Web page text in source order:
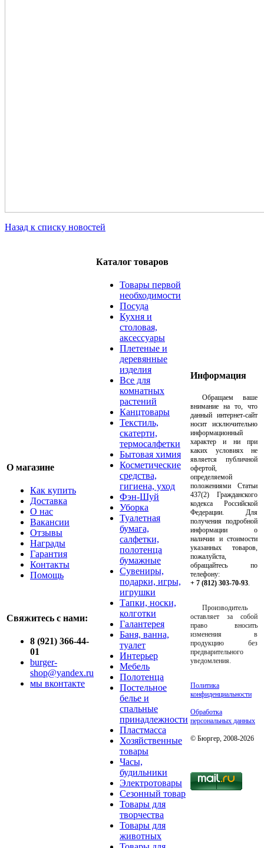
Назад к списку новостей
О магазине
Как купить
Доставка
О нас
Вакансии
Отзывы
Награды
Гарантия
Контакты
Помощь
Свяжитесь с нами:
8 (921) 366-44-
01
burger-
shop@yandex.ru
мы вконтакте
Каталог товаров
Товары первой
необходимости
Посуда
Кухня и
столовая,
аксессуары
Плетеные и
деревянные
изделия
Все для
комнатных
растений
Канцтовары
Текстиль,
скатерти,
термосалфетки
Бытовая химия
Косметические
средства,
гигиена, уход
Фэн-Шуй
Уборка
Туалетная
бумага,
салфетки,
полотенца
бумажные
Сувениры,
подарки, игры,
игрушки
Тапки, носки,
колготки
Галантерея
Баня, ванна,
туалет
Интерьер
Мебель
Полотенца
Постельное
белье и
спальные
принадлежности
Пластмасса
Хозяйственные
товары
Часы,
будильники
Электротовары
Сезонный товар
Товары для
творчества
Товары для
животных
Информация
Обращаем ваше
внимание на то, что
данный интернет-сайт
носит исключительно
информационный
характер и ни при
каких условиях не
является публичной
офертой,
определяемой
положениями Статьи
437(2) Гражданского
кодекса Российской
Федерации. Для
получения подробной
информации о
наличии и стоимости
указанных товаров,
пожалуйста,
обращайтесь по
телефону:
+ 7 (812) 303-70-93
Производитель
оставляет за собой
право вносить
изменения в
продукцию без
предварительного
уведомления.
Политика
конфиденциальности
Обработка
персональных данных
© Бюргер, 2008-2026